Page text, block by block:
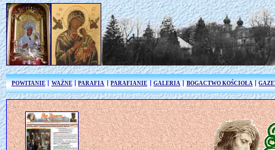
POWITANIE WAŻNE PARAFIA PARAFIANIE GALERIA BOGACTWO KOŚCIOŁA